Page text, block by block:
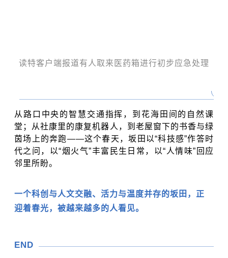
读特客户端报道有人取来医药箱进行初步应急处理
从路口中央的智慧交通指挥，到花海田间的自然课
堂；从社康里的康复机器人，到老屋窗下的书香与绿
茵场上的奔跑——这个春天，坂田以“科技感”作答时
代之问， 以“烟火气”丰富民生日常，以“人情味”回应
邻里所盼。
一个科创与人文交融、活力与温度并存的坂田，正
迎着春光，被越来越多的人看见。
END